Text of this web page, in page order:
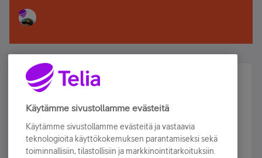
Älä jää paitsi – osallistu ja voita!
Tilaa Telian uutiskirje ja olet mukana arvonnassa.
sähköpostiisi.
Käytämme sivustollamme evästeitä
Käytämme sivustollamme evästeitä ja vastaavia
teknologioita käyttökokemuksen parantamiseksi sekä
toiminnallisiin, tilastollisiin ja markkinointitarkoituksiin.